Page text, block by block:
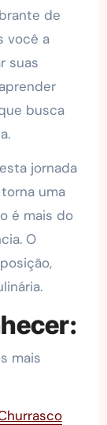
de
você a
suas
busca
jornada
uma
é mais do
O
mais